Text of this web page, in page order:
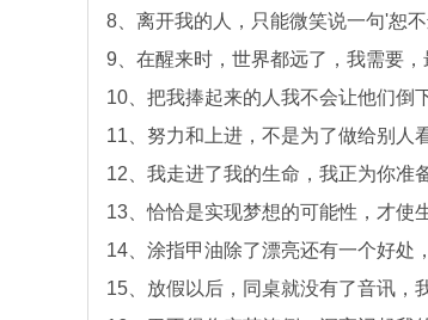
8、离开我的人，只能微笑说一句'恕不
9、在醒来时，世界都远了，我需要
10、把我捧起来的人我不会让他们倒
11、努力和上进，不是为了做给别人
12、我走进了我的生命，我正为你准
13、恰恰是实现梦想的可能性，才使
14、涂指甲油除了漂亮还有一个好处
15、放假以后，同桌就没有了音讯，